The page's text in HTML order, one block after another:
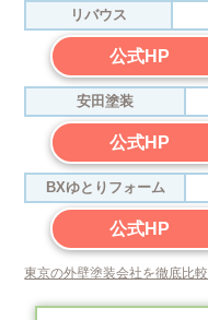
リバウス
公式HP
安田塗装
公式HP
BXゆとりフォーム
公式HP
東京の外壁塗装会社を徹底比較